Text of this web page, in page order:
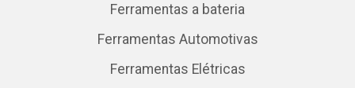
Ferramentas a bateria
Ferramentas Automotivas
Ferramentas Elétricas